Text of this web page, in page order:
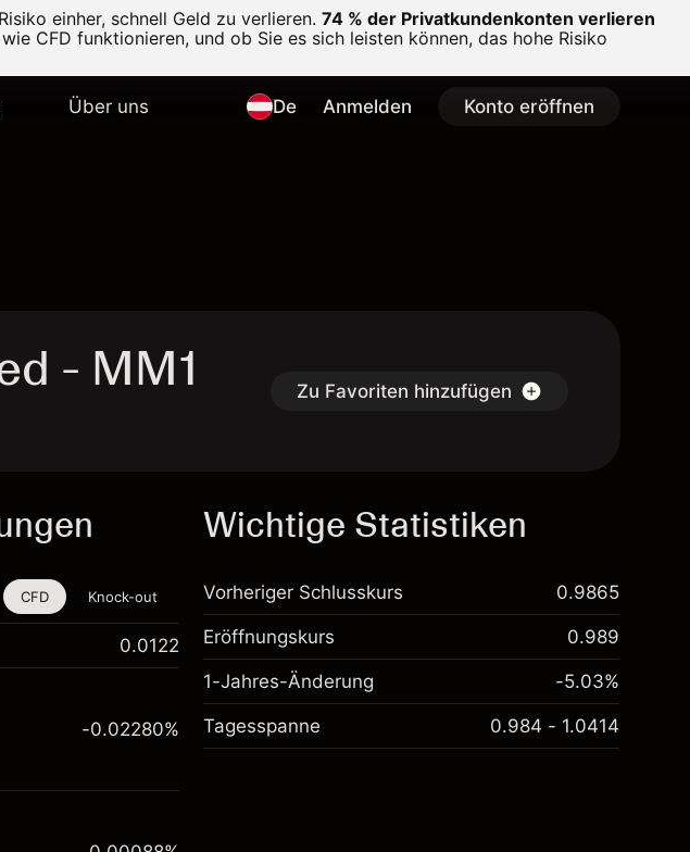
einher, schnell Geld zu verlieren. 74 % der Privatkundenkonten verlieren
CFD funktionieren, und ob Sie es sich leisten können, das hohe Risiko
Über uns De Anmelden Konto eröffnen
- MM1 Zu Favoriten hinzufügen
für das Traden
zur Verfügung.
CFD Knock-out
0.0122
-0.02280%
Wichtige Statistiken
Vorheriger Schlusskurs 0.9865
Eröffnungskurs 0.989
1-Jahres-Änderung -5.03%
Tagesspanne 0.984 - 1.0414